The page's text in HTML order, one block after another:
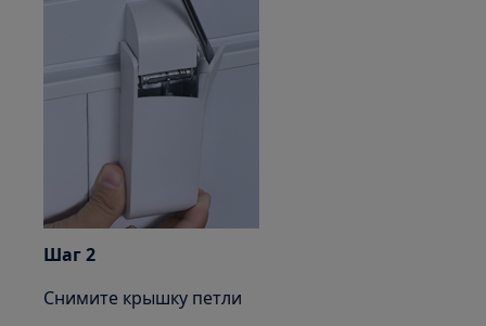
Шаг 2
Снимите крышку петли